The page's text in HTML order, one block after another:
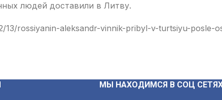
людей доставили в Литву.
13/rossiyanin-aleksandr-vinnik-pribyl-v-turtsiyu-
МЫ НАХОДИМСЯ В СОЦ